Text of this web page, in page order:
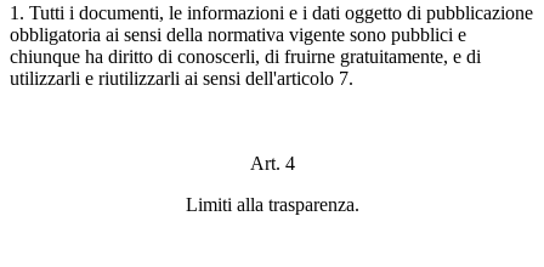
1. Tutti i documenti, le informazioni e i dati oggetto di pubblicazione
obbligatoria ai sensi della normativa vigente sono pubblici e
chiunque ha diritto di conoscerli, di fruirne gratuitamente, e di
utilizzarli e riutilizzarli ai sensi dell'articolo 7.
Art. 4
Limiti alla trasparenza.